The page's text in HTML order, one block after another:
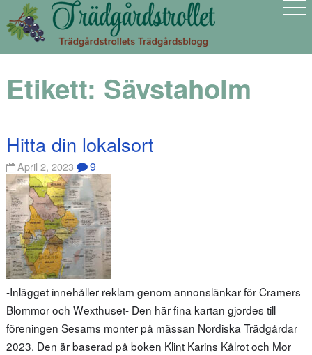
Etikett: Sävstaholm
Hitta din lokalsort
April 2, 2023 9
-Inlägget innehåller reklam genom annonslänkar för Cramers
Blommor och Wexthuset- Den här fina kartan gjordes till
föreningen Sesams monter på mässan Nordiska Trädgårdar
2023. Den är baserad på boken Klint Karins Kålrot och Mor